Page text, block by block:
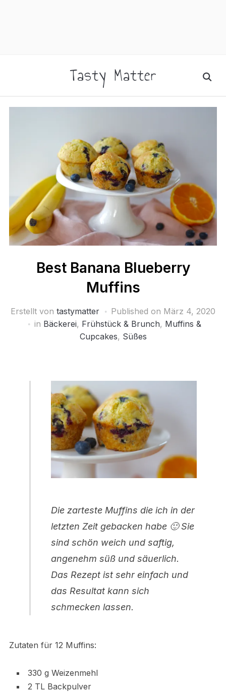
Tasty Matter
Best Banana Blueberry
Muffins
Erstellt von tastymatter Published on März 4, 2020
in Bäckerei, Frühstück & Brunch, Muffins &
Cupcakes, Süßes
Die zarteste Muffins die ich in der
letzten Zeit gebacken habe 🙂 Sie
sind schön weich und saftig,
angenehm süß und säuerlich.
Das Rezept ist sehr einfach und
das Resultat kann sich
schmecken lassen.
Zutaten für 12 Muffins:
330 g Weizenmehl
2 TL Backpulver